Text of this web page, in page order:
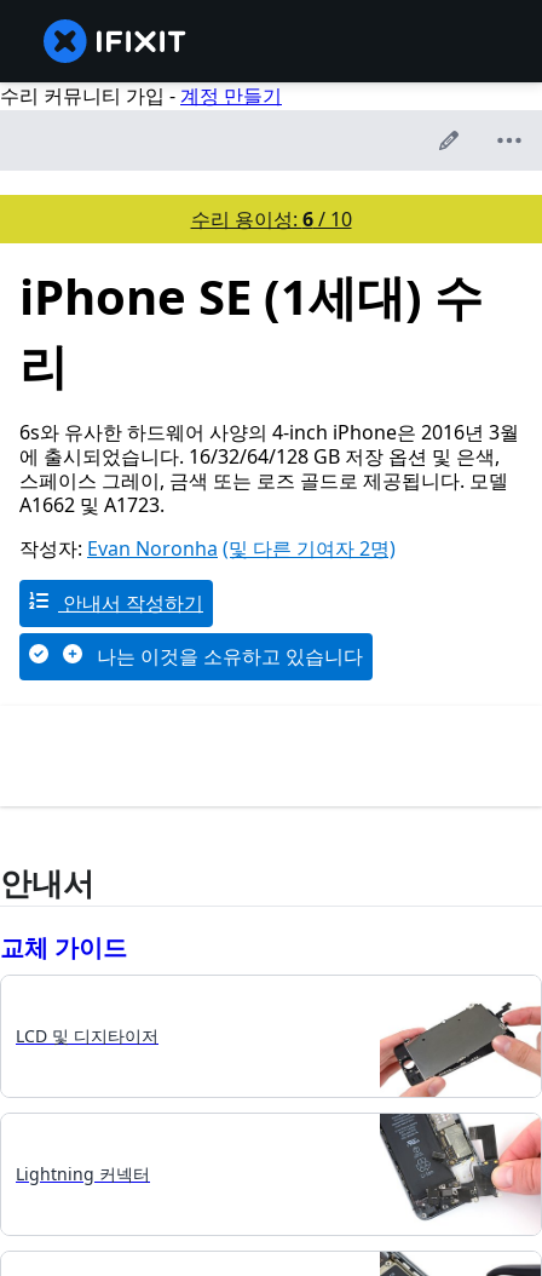
수리 커뮤니티 가입 -계정 만들기
수리 용이성: 6/ 10
iPhone SE (1세대) 수
리
6s와 유사한 하드웨어 사양의 4-inch iPhone은 2016년 3월
에 출시되었습니다. 16/32/64/128 GB 저장 옵션 및 은색,
스페이스 그레이, 금색 또는 로즈 골드로 제공됩니다. 모델
A1662 및 A1723.
작성자: Evan Noronha (및 다른 기여자 2명)
안내서 작성하기
나는 이것을 소유하고 있습니다
안내서
교체 가이드
LCD 및 디지타이저
Lightning 커넥터